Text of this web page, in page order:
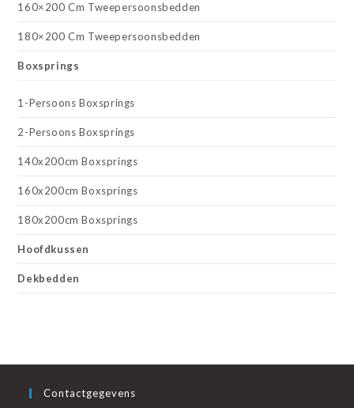
160×200 Cm Tweepersoonsbedden
180×200 Cm Tweepersoonsbedden
Boxsprings
1-Persoons Boxsprings
2-Persoons Boxsprings
140x200cm Boxsprings
160x200cm Boxsprings
180x200cm Boxsprings
Hoofdkussen
Dekbedden
Contactgegevens